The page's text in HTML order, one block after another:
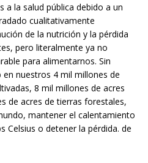
a la salud pública debido a un
cualitativamente
de la nutrición y la pérdida
pero literalmente ya no
para alimentarnos. Sin
nuestros 4 mil millones de
8 mil millones de acres
de acres de tierras forestales,
mantener el calentamiento
Celsius o detener la pérdida. de